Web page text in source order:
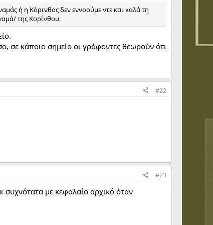
ή η Κόρινθος δεν εννοούμε ντε και καλά τη
της Κορίνθου.
σε κάποιο σημείο οι γράφοντες θεωρούν ότι
#22
#23
με κεφαλαίο αρχικό όταν